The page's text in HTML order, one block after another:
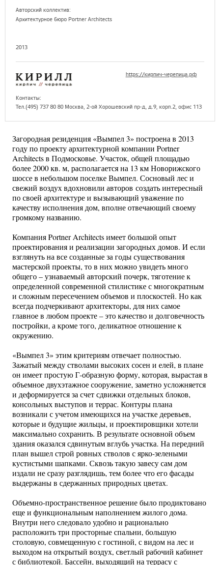
Авторский коллектив:
Архитектурное бюро Portner Architects
2013
https://кирпич-черепица.рф
Контакты:
Тел.(495) 737 80 80 Москва, 2-ой Хорошевский пр-д, д.9, корп.2, офис 113
Загородная резиденция «Вымпел 3» построена в 2013
году по проекту архитектурной компании Portner
Architects в Подмосковье. Участок, общей площадью
более 2000 кв. м, располагается на 13 км Новорижского
шоссе в небольшом поселке Вымпел. Сосновый лес и
свежий воздух вдохновили авторов создать интересный
по своей архитектуре и вызывающий уважение по
качеству исполнения дом, вполне отвечающий своему
громкому названию.
Компания Portner Architects имеет большой опыт
проектирования и реализации загородных домов. И если
взглянуть на все созданные за годы существования
мастерской проекты, то в них можно увидеть много
общего – узнаваемый авторский почерк, тяготение к
определенной современной стилистике с многократным
и сложным пересечением объемов и плоскостей. Но как
всегда подчеркивают архитекторы, для них самое
главное в любом проекте – это качество и долговечность
постройки, а кроме того, деликатное отношение к
окружению.
«Вымпел 3» этим критериям отвечает полностью.
Зажатый между стволами высоких сосен и елей, в плане
он имеет простую Г-образную форму, которая, вырастая в
объемное двухэтажное сооружение, заметно усложняется
и деформируется за счет сдвижки отдельных блоков,
консольных выступов и террас. Контуры плана
возникали с учетом имеющихся на участке деревьев,
которые и будущие жильцы, и проектировщики хотели
максимально сохранить. В результате основной объем
здания оказался сдвинутым вглубь участка. На передний
план вышел строй ровных стволов с ярко-зелеными
кустистыми шапками. Сквозь такую завесу сам дом
издали не сразу разглядишь, тем более что его фасады
выдержаны в сдержанных природных цветах.
Объемно-пространственное решение было продиктовано
еще и функциональным наполнением жилого дома.
Внутри него следовало удобно и рационально
расположить три просторные спальни, большую
столовую, совмещенную с гостиной, с видом на лес и
выходом на открытый воздух, светлый рабочий кабинет
с библиотекой. Бассейн, выходящий на террасу с